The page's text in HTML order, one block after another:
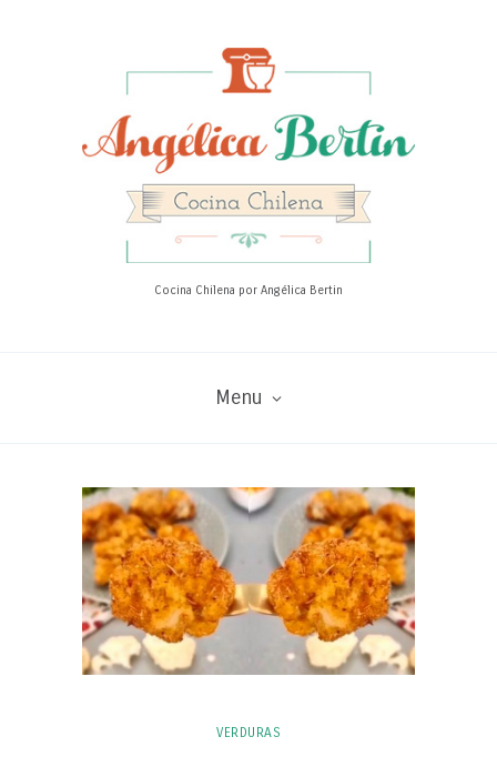
Cocina Chilena por Angélica Bertin
Menu
VERDURAS